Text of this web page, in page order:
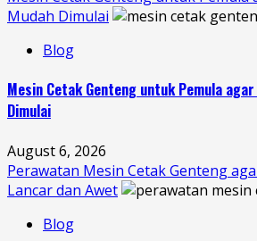
Mudah Dimulai
Blog
Mesin Cetak Genteng untuk Pemula
Dimulai
August 6, 2026
Perawatan Mesin Cetak Genteng
Lancar dan Awet
Blog